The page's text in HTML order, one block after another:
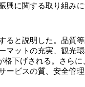
に関する取り組みに
ると説明した。品質
マットの充実、観光
下げされる。さら
ービスの質、安全管